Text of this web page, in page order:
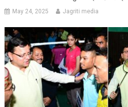
May 24, 2025 Jagriti media